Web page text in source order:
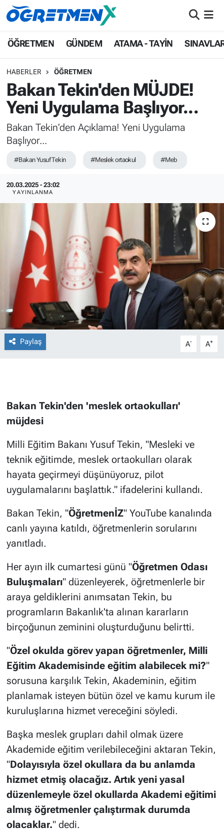
ÖĞRETMEN GÜNDEM ATAMA - TAYİN
HABERLER ÖĞRETMEN
Bakan Tekin'den MÜJDE!
Yeni Uygulama Başlıyor...
Bakan Tekin'den Açıklama! Yeni Uygulama
Başlıyor...
#Bakan Yusuf Tekin #Meslek ortaokul #Meb
20.03.2025 - 23:02
YAYINLANMA
Paylaş A- A+
Bakan Tekin'den 'meslek ortaokulları'
müjdesi
Milli Eğitim Bakanı Yusuf Tekin, "Mesleki ve
teknik eğitimde, meslek ortaokulları olarak
hayata geçirmeyi düşünüyoruz, pilot
uygulamalarını başlattık." ifadelerini kullandı.
Bakan Tekin, "ÖğretmenİZ" YouTube kanalında
canlı yayına katıldı, öğretmenlerin sorularını
yanıtladı.
Her ayın ilk cumartesi günü "Öğretmen Odası
Buluşmaları" düzenleyerek, öğretmenlerle bir
araya geldiklerini anımsatan Tekin, bu
programların Bakanlık'ta alınan kararların
birçoğunun zeminini oluşturduğunu belirtti.
"Özel okulda görev yapan öğretmenler, Milli
Eğitim Akademisinde eğitim alabilecek mi?"
sorusuna karşılık Tekin, Akademinin, eğitim
planlamak isteyen bütün özel ve kamu kurum ile
kuruluşlarına hizmet vereceğini söyledi.
Başka meslek grupları dahil olmak üzere
Akademide eğitim verilebileceğini aktaran Tekin,
"Dolayısıyla özel okullara da bu anlamda
hizmet etmiş olacağız. Artık yeni yasal
düzenlemeyle özel okullarda Akademi eğitimi
almış öğretmenler çalıştırmak durumda
olacaklar." dedi.
ÖĞRETMEN
ATAMA - TAYİN
SINAVLAR
HAYATIN İÇİNDEN
EKONOMİ
İstanbul Nöbetçi Eczaneler
İstanbul Namaz Vakitleri
İstanbul Trafik Yoğunluk Haritası
Süper Lig Puan Durumu ve Fikstür
Son Dakika Haberleri
Haber Arşivi